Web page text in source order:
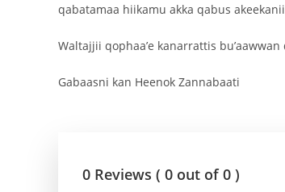
qabatamaa hiikamu akka qabus
Waltajjii qophaa’e kanarrattis
Gabaasni kan Heenok Zannabaati
0 Reviews ( 0 out of 0 )